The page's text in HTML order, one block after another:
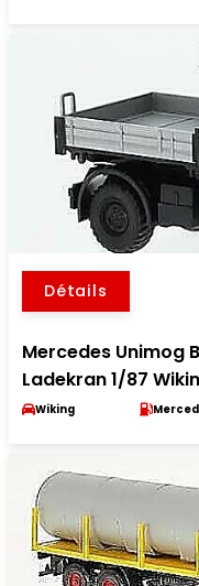
Détails
Mercedes Unimog
Ladekran 1/87
Wiking